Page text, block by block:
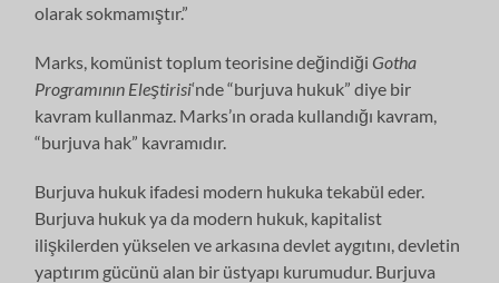
olarak sokmamıştır.”
Marks, komünist toplum teorisine değindiğiGotha
Programının Eleştirisi‘nde “burjuva hukuk” diye bir
kavram kullanmaz. Marks’ın orada kullandığı kavram,
“burjuva hak” kavramıdır.
Burjuva hukuk ifadesi modern hukuka tekabül eder.
Burjuva hukuk ya da modern hukuk, kapitalist
ilişkilerden yükselen ve arkasına devlet aygıtını, devletin
yaptırım gücünü alan bir üstyapı kurumudur. Burjuva